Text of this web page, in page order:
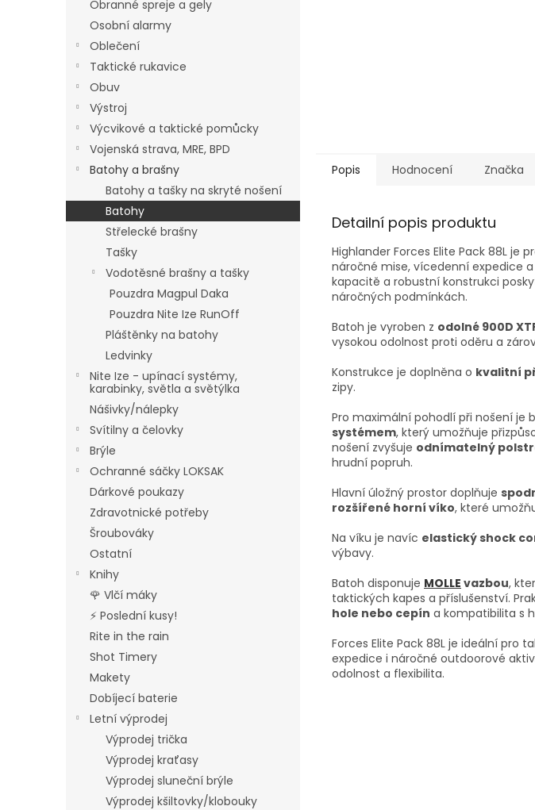
Obranné spreje a gely
Osobní alarmy
Oblečení
Taktické rukavice
Obuv
Výstroj
Výcvikové a taktické pomůcky
Vojenská strava, MRE, BPD
Batohy a brašny
Batohy a tašky na skryté nošení
Batohy
Střelecké brašny
Tašky
Vodotěsné brašny a tašky
Pouzdra Magpul Daka
Pouzdra Nite Ize RunOff
Pláštěnky na batohy
Ledvinky
Nite Ize - upínací systémy,
karabinky, světla a světýlka
Nášivky/nálepky
Svítilny a čelovky
Brýle
Ochranné sáčky LOKSAK
Dárkové poukazy
Zdravotnické potřeby
Šroubováky
Ostatní
Knihy
🌹 Vlčí máky
⚡ Poslední kusy!
Rite in the rain
Shot Timery
Makety
Dobíjecí baterie
Letní výprodej
Výprodej trička
Výprodej kraťasy
Výprodej sluneční brýle
Výprodej kšiltovky/klobouky
Popis Hodnocení Značka
Detailní popis produktu
Highlander Forces Elite Pack 88L je
náročné mise, vícedenní expedice
kapacitě a robustní konstrukci
náročných podmínkách.
Batoh je vyroben z odolné 900D
vysokou odolnost proti oděru a
Konstrukce je doplněna o kvalitní
zipy.
Pro maximální pohodlí při nošení je
systémem, který umožňuje
nošení zvyšuje odnímatelný
hrudní popruh.
Hlavní úložný prostor doplňuje
rozšířené horní víko, které
Na víku je navíc elastický shock
výbavy.
Batoh disponuje MOLLE vazbou,
taktických kapes a příslušenství.
hole nebo cepín a kompatibilita s
Forces Elite Pack 88L je ideální pro
expedice i náročné outdoorové
odolnost a flexibilita.